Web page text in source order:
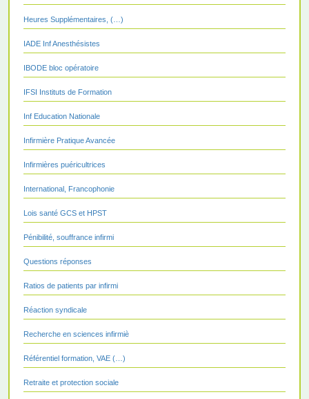
Heures Supplémentaires, (…)
IADE Inf Anesthésistes
IBODE bloc opératoire
IFSI Instituts de Formation
Inf Education Nationale
Infirmière Pratique Avancée
Infirmières puéricultrices
International, Francophonie
Lois santé GCS et HPST
Pénibilité, souffrance infirmi
Questions réponses
Ratios de patients par infirmi
Réaction syndicale
Recherche en sciences infirmiè
Référentiel formation, VAE (…)
Retraite et protection sociale